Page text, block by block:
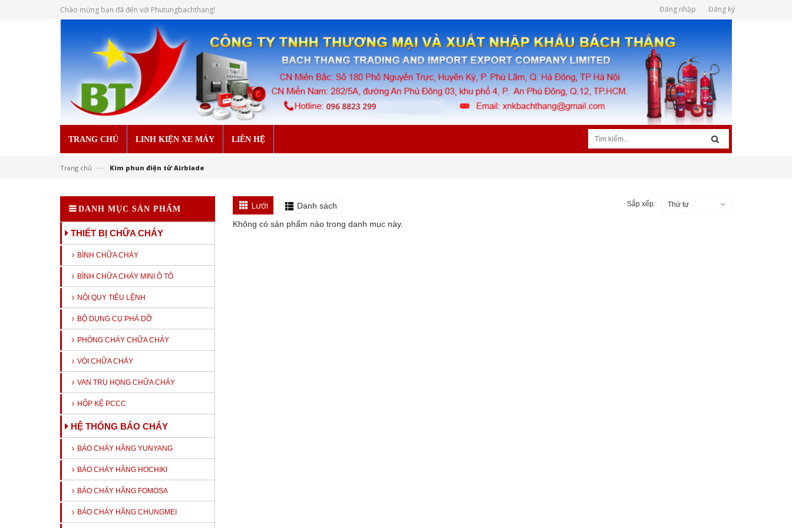
Chào mừng bạn đã đến với Phutungbachthang! Đăng nhập Đăng ký
TRANG CHỦ LINH KIỆN XE MÁY LIÊN HỆ
Trang chủ —› Kim phun điện tử Airblade
DANH MỤC SẢN PHẨM
THIẾT BỊ CHỮA CHÁY
BÌNH CHỮA CHÁY
BÌNH CHỮA CHÁY MINI Ô TÔ
NỘI QUY TIÊU LỆNH
BỘ DỤNG CỤ PHÁ DỠ
PHÒNG CHÁY CHỮA CHÁY
VÒI CHỮA CHÁY
VAN TRỤ HỌNG CHỮA CHÁY
HỘP KỆ PCCC
HỆ THỐNG BÁO CHÁY
BÁO CHÁY HÃNG YUNYANG
BÁO CHÁY HÃNG HOCHIKI
BÁO CHÁY HÃNG FOMOSA
BÁO CHÁY HÃNG CHUNGMEI
Lưới Danh sách Sắp xếp: Thứ tự
Không có sản phẩm nào trong danh mục này.